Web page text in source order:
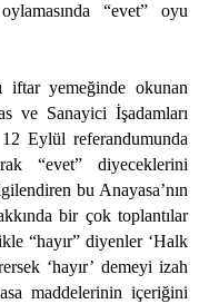
“evet” oyu
iftar yemeğinde okunan
ve Sanayici İşadamları
Eylül referandumunda
“evet” diyeceklerini
bu Anayasa’nın
bir çok toplantılar
“hayır” diyenler ‘Halk
‘hayır’ demeyi izah
maddelerinin içeriğini